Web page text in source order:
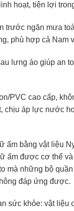
hoạt, tiện lợi
trước ngăn mưa
phù hợp cả Nam
lưng áo giúp an
PVC cao cấp,
chịu áp lực nước
ấm bằng vật liệu
ấm được cơ thể và
mà những bộ
đáp ứng được.
sức khỏe: vật liệu